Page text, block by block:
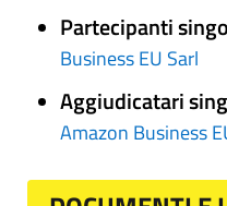
Partecipanti
Business EU Sarl
Aggiudicatari
Amazon Business